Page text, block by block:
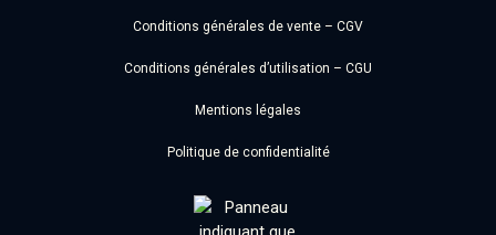
Conditions générales de vente – CGV
Conditions générales d’utilisation – CGU
Mentions légales
Politique de confidentialité